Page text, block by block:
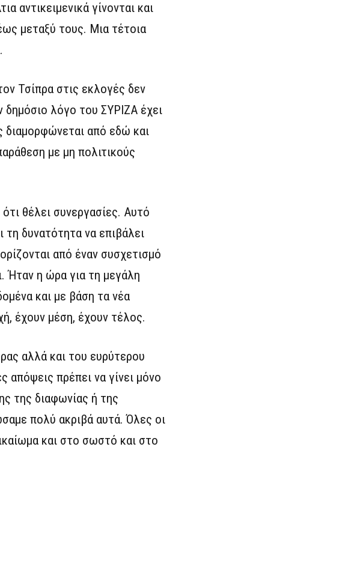
αντικειμενικά γίνονται και
μεταξύ τους. Μια τέτοια
Τσίπρα στις εκλογές δεν
δημόσιο λόγο του ΣΥΡΙΖΑ έχει
από εδώ και
με μη πολιτικούς
θέλει συνεργασίες. Αυτό
δυνατότητα να επιβάλει
από έναν συσχετισμό
Ήταν η ώρα για τη μεγάλη
και με βάση τα νέα
έχουν μέση, έχουν τέλος.
αλλά και του ευρύτερου
απόψεις πρέπει να γίνει μόνο
της διαφωνίας ή της
πολύ ακριβά αυτά. Όλες οι
και στο σωστό και στο